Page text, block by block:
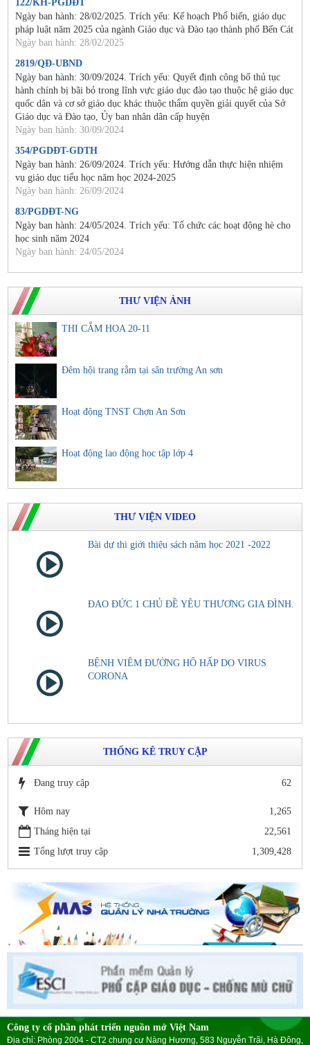
122/KH-PGDĐT
Ngày ban hành: 28/02/2025. Trích yếu: Kế hoạch Phổ biến, giáo dục
pháp luật năm 2025 của ngành Giáo dục và Đào tạo thành phố Bến Cát
Ngày ban hành: 28/02/2025
2819/QĐ-UBND
Ngày ban hành: 30/09/2024. Trích yếu: Quyết định công bố thủ tục
hành chính bị bãi bỏ trong lĩnh vực giáo dục đào tạo thuộc hệ giáo dục
quốc dân và cơ sở giáo dục khác thuộc thẩm quyền giải quyết của Sở
Giáo dục và Đào tạo, Ủy ban nhân dân cấp huyện
Ngày ban hành: 30/09/2024
354/PGDĐT-GDTH
Ngày ban hành: 26/09/2024. Trích yếu: Hướng dẫn thực hiện nhiệm
vụ giáo dục tiểu học năm học 2024-2025
Ngày ban hành: 26/09/2024
83/PGDĐT-NG
Ngày ban hành: 24/05/2024. Trích yếu: Tổ chức các hoạt động hè cho
học sinh năm 2024
Ngày ban hành: 24/05/2024
THƯ VIỆN ẢNH
THI CẮM HOA 20-11
Đêm hội trang rằm tại sân trường An sơn
Hoạt động TNST Chợn An Sơn
Hoạt động lao động học tập lớp 4
THƯ VIỆN VIDEO
Bài dự thi giới thiệu sách năm học 2021 -2022
ĐAO ĐỨC 1 CHỦ ĐỀ YÊU THƯƠNG GIA ĐÌNH.
BỆNH VIÊM ĐƯỜNG HÔ HẤP DO VIRUS
CORONA
THỐNG KÊ TRUY CẬP
Đang truy cập 62
Hôm nay
1,265
Tháng hiện tại
22,561
Tổng lượt truy cập
1,309,428
Công ty cổ phần phát triển nguồn mở Việt Nam
Địa chỉ: Phòng 2004 - CT2 chung cư Nàng Hương, 583 Nguyễn Trãi, Hà Đông,